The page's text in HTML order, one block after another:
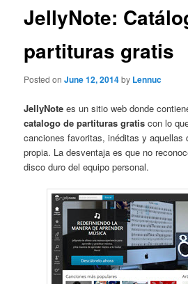
JellyNote:
partituras gratis
Posted onJune 12, 2014by Lennuc
JellyNote es un sitio web donde
catalogo de partituras gratis con lo
canciones favoritas, inéditas y aquellas
propia. La desventaja es que no
disco duro del equipo personal.